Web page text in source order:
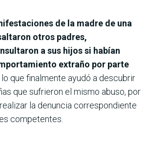
de la madre de una
otros padres,
a sus hijos si habían
extraño por parte
lo que finalmente ayudó a descubrir
que sufrieron el mismo abuso, por
la denuncia correspondiente
competentes.